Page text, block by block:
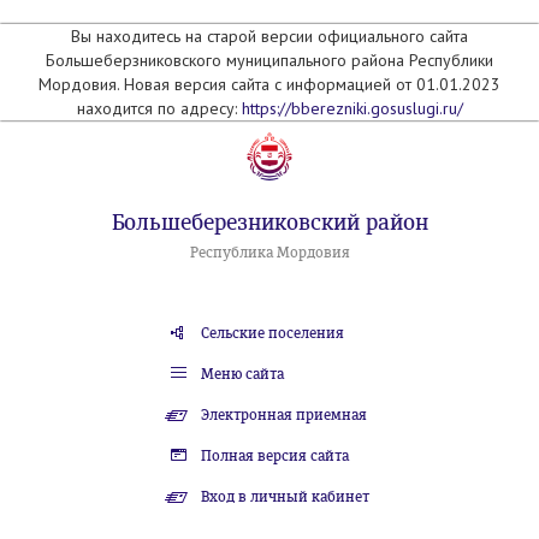
Вы находитесь на старой версии официального сайта
Большеберзниковского муниципального района Республики
Мордовия. Новая версия сайта с информацией от 01.01.2023
находится по адресу: https://bberezniki.gosuslugi.ru/
Большеберезниковский район
Республика Мордовия
Сельские поселения
Меню сайта
Электронная приемная
Полная версия сайта
Вход в личный кабинет